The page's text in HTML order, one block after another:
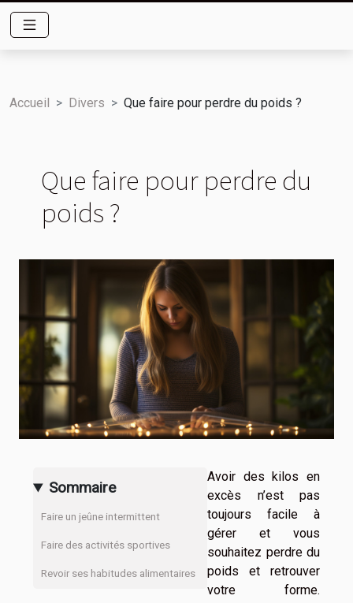
Accueil Divers Que faire pour perdre du poids ?
Que faire pour perdre du
poids ?
Sommaire
Faire un jeûne intermittent
Faire des activités sportives
Revoir ses habitudes alimentaires
Avoir des kilos en
excès n’est pas
toujours facile à
gérer et vous
souhaitez perdre du
poids et retrouver
votre forme.